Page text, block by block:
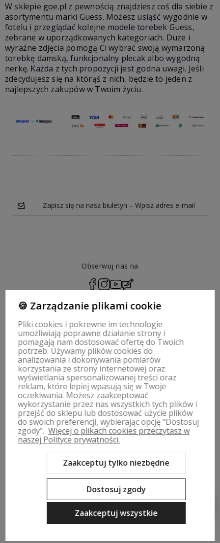
W sklepie goe.pl z pewnością znajdziesz coś dla siebie z
asortymentu marki Guess. Możesz usiąść wygodnie w
fotelu i przeglądać kolejne modele torebek Guess,
zebrane w uporządkowanych kategoriach. Duże i
wyraźne zdjęcia pomogą Ci wybrać swoją wymarzoną
torebkę damską, funkcjonalny plecak albo wygodną
nerkę. Każda z tych propozycji jest godna uwagi. Jeśli
zdecydujesz się na którąś z nich, będzie to jeden z
najlepszych zakupów w Twoim życiu.
Zapisz się na nasz biuletyn – Wpisz adres e-mail
Obserwuj nas na
ZWROTY, WYMIANY | REGULAMIN
MOJE KONTO
PŁATNOŚCI I DOSTAWA
INFORMACJE
O NAS
Sklep internetowy Shoper Premium
Szablon Shoper Modern 3.0™
od GrowCommerce
🍪 Zarządzanie plikami cookie
Pliki cookies i pokrewne im technologie
umożliwiają poprawne działanie strony i
pomagają nam dostosować ofertę do Twoich
potrzeb. Używamy plików cookies do
analizowania i dokonywania pomiarów
korzystania ze strony internetowej oraz
wyświetlania spersonalizowanej treści oraz
reklam, które lepiej wpasują się w Twoje
oczekiwania. Możesz zaakceptować
wykorzystanie przez nas wszystkich tych plików i
przejść do sklepu lub dostosować użycie plików
do swoich preferencji, wybierając opcję "Dostosuj
zgody". Więcej o plikach cookies przeczytasz w
naszej Polityce prywatności.
Zaakceptuj tylko niezbędne
Dostosuj zgody
Zaakceptuj wszystkie